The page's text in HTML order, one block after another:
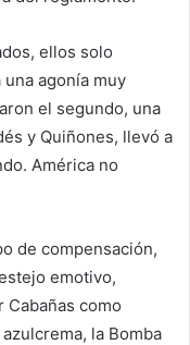
ellos solo
agonía muy
el segundo, una
y Quiñones, llevó a
América no
de compensación,
emotivo,
Cabañas como
la Bomba